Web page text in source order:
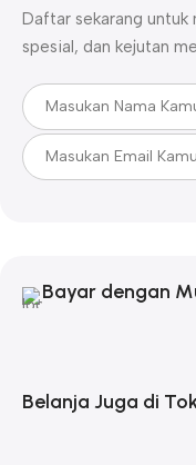
Daftar sekarang
spesial, dan kejutan
Bayar dengan
Belanja Juga di